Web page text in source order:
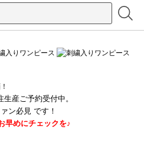
産ご予約受付中。
ン必見 です！
早めにチェックを♪